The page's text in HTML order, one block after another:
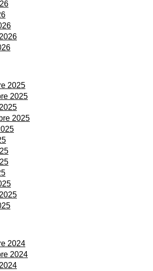
2025
2025
2025
2024
2024